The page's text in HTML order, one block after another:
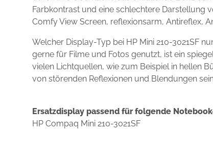
Farbkontrast und eine schlechtere Darstellung
Comfy View Screen, reflexionsarm, Antireflex,
Welcher Display-Typ bei HP Mini 210-3021SF
gerne für Filme und Fotos genutzt, ist ein
vielen Lichtquellen, wie zum Beispiel in hellen
von störenden Reflexionen und Blendungen
Ersatzdisplay passend für folgende
HP Compaq Mini 210-3021SF